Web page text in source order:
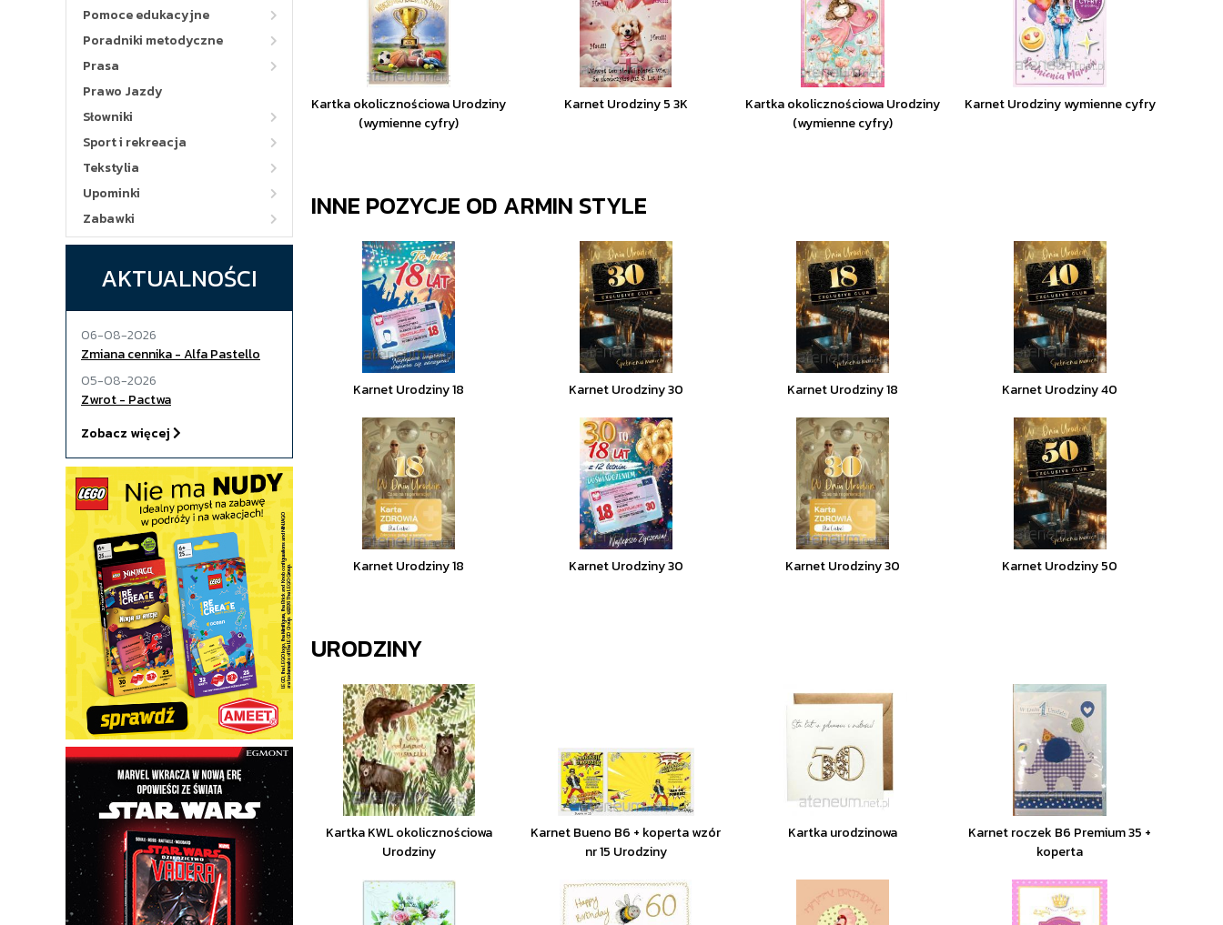
Pomoce edukacyjne
Poradniki metodyczne
Prasa
Prawo Jazdy
Słowniki
Sport i rekreacja
Tekstylia
Upominki
Zabawki
AKTUALNOŚCI
06-08-2026
Zmiana cennika - Alfa Pastello
05-08-2026
Zwrot - Pactwa
Zobacz więcej
Kartka okolicznościowa Urodziny
(wymienne cyfry)
Karnet Urodziny 5 3K
Kartka okolicznościowa Urodziny
(wymienne cyfry)
Karnet Urodziny wymienne cyfry
INNE POZYCJE OD ARMIN STYLE
Karnet Urodziny 18 Karnet Urodziny 30 Karnet Urodziny 18 Karnet Urodziny 40
Karnet Urodziny 18 Karnet Urodziny 30 Karnet Urodziny 30 Karnet Urodziny 50
URODZINY
Kartka KWL okolicznościowa
Urodziny
Karnet Bueno B6 + koperta wzór
nr 15 Urodziny
Kartka urodzinowa
Karnet roczek B6 Premium 35 +
koperta